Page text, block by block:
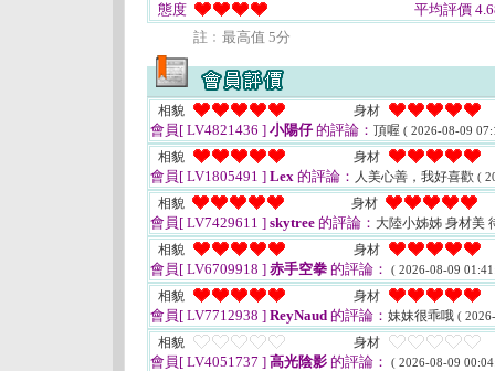
態度
平均評價
註﹕最高值 5分
相貌 身材
會員[ LV4821436 ] 小陽仔的評論： 頂喔 ( 2026-08-09
相貌 身材
會員[ LV1805491 ] Lex 的評論： 人美心善，我好喜歡 (
相貌 身材
會員[ LV7429611 ] skytree 的評論： 大陸小姊姊 身材美
相貌
身材
會員[ LV6709918 ] 赤手空拳 的評論： ( 2026-08-09
相貌 身材
會員[ LV7712938 ] ReyNaud 的評論： 妹妹很乖哦 (
相貌 身材
會員[ LV4051737 ] 高光陰影 的評論： ( 2026-08-09